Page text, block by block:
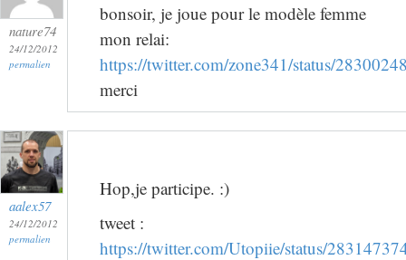
nature74
24/12/2012
permalien
bonsoir, je joue pour le modèle femme
mon relai:
https://twitter.com/zone341/status/
merci
aalex57
24/12/2012
permalien
Hop,je participe. :)
tweet :
https://twitter.com/Utopiie/status/